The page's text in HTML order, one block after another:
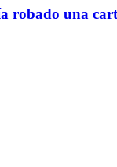
robado una